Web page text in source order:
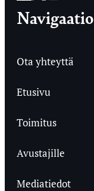
Navigaatio
Ota yhteyttä
Etusivu
Toimitus
Avustajille
Mediatiedot